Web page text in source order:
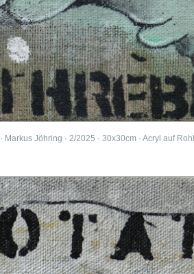
· Markus Jöhring · 2/2025 · 30x30cm · Acryl auf